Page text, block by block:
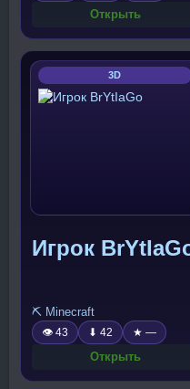
Открыть
3D
Игрок
⛏️ Minecraft
👁 43 ⬇ 42 ★ —
Открыть